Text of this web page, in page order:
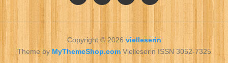
Copyright © 2026vielleserin
Theme by MyThemeShop.comVielleserin ISSN 3052-7325